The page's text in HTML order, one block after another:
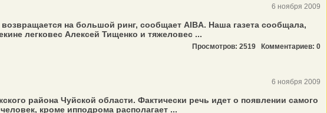
6 ноября 2009
на большой ринг, сообщает AIBA. Наша газета сообщала,
легковес Алексей Тищенко и тяжеловес ...
Просмотров: 2519 Комментариев: 0
6 ноября 2009
района Чуйской области. Фактически речь идет о появлении самого
кроме ипподрома располагает ...